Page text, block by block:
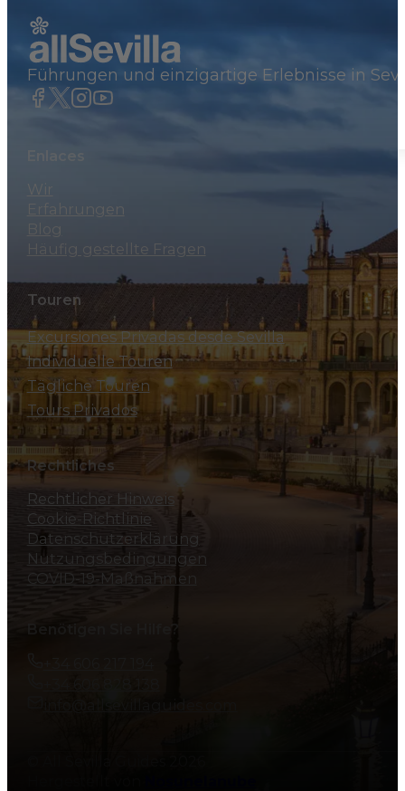
Private Exkursion nach Granada
250€
Führungen und einzigartige Erlebnisse in
Wir
Erfahrungen
Blog
Häufig gestellte Fragen
Touren
Excursiones Privadas desde Sevilla
Individuelle Touren
Tägliche Touren
Tours Privados
Rechtliches
Rechtlicher Hinweis
Cookie-Richtlinie
Datenschutzerklärung
Nutzungsbedingungen
COVID-19-Maßnahmen